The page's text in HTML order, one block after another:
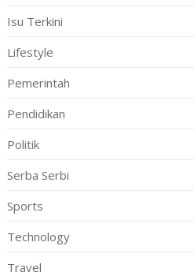
Isu Terkini
Lifestyle
Pemerintah
Pendidikan
Politik
Serba Serbi
Sports
Technology
Travel